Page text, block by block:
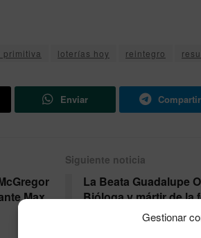
Gestionar
primitiva loterías hoy reintegro
Enviar Compartir
Max
Siguiente noticia
La Beata Guadalupe
Bióloga y mártir de la
| Santoral 18 de mayo